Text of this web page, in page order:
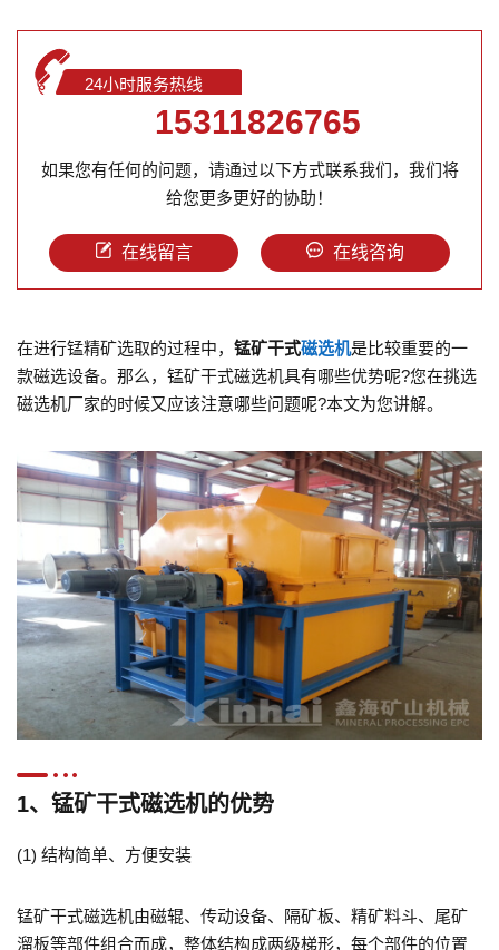
24小时服务热线
15311826765
如果您有任何的问题，请通过以下方式联系我们，我们将
给您更多更好的协助！
在线留言 在线咨询
在进行锰精矿选取的过程中， 锰矿干式磁选机是比较重要的一
款磁选设备。那么，锰矿干式磁选机具有哪些优势呢?您在挑选
磁选机厂家的时候又应该注意哪些问题呢?本文为您讲解。
1、锰矿干式磁选机的优势
(1) 结构简单、方便安装
锰矿干式磁选机由磁辊、传动设备、隔矿板、精矿料斗、尾矿
溜板等部件组合而成，整体结构成两级梯形，每个部件的位置